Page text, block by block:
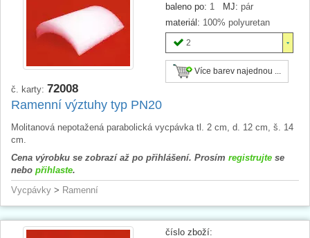
baleno po: 1 MJ: pár
materiál: 100% polyuretan
2
Více barev najednou ...
č. karty: 72008
Ramenní výztuhy typ PN20
Molitanová nepotažená parabolická vycpávka tl. 2 cm, d. 12 cm, š. 14
cm.
Cena výrobku se zobrazí až po přihlášení. Prosím registrujte se
nebo přihlaste.
Vycpávky > Ramenní
číslo zboží: